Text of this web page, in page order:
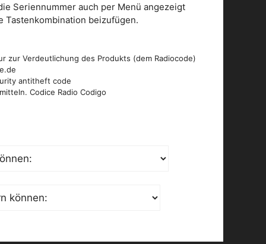
Seriennummer auch per Menü angezeigt
Tastenkombination beizufügen.
zur Verdeutlichung des Produkts (dem Radiocode)
antitheft code
Codice Radio Codigo